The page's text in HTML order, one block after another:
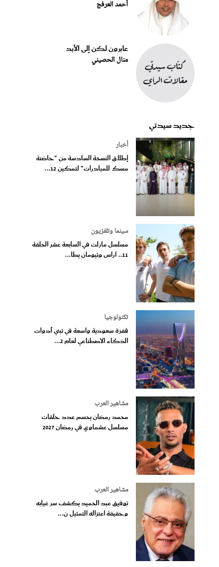
أحمد العرفج
عابرون لكن إلى الأبد
منال الحصيني
جديد سيدتي
أخبار
إطلاق النسخة السادسة من "حاضنة
مسك للمبادرات" لتمكين 12...
سينما وتلفزيون
مسلسل مازلت في السابعة عشر الحلقة
11.. آراس وتيومان يطا...
تكنولوجيا
قفزة سعودية واسعة في تبني أدوات
الذكاء الاصطناعي لعام 2...
مشاهير العرب
محمد رمضان يحسم عدد حلقات
مسلسل عشماوي في رمضان 2027
مشاهير العرب
توفيق عبد الحميد يكشف سر غيابه
وحقيقة اعتزاله التمثيل ن...